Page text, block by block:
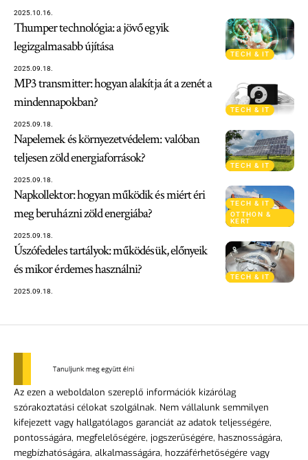
2025.10.16.
TECH & IT
Thumper technológia: a jövő egyik
legizgalmasabb újítása
2025.09.18.
TECH & IT
MP3 transmitter: hogyan alakítja át a zenét a
mindennapokban?
2025.09.18.
TECH & IT
Napelemek és környezetvédelem: valóban
teljesen zöld energiaforrások?
2025.09.18.
TECH & IT
OTTHON &
KERT
Napkollektor: hogyan működik és miért éri
meg beruházni zöld energiába?
2025.09.18.
TECH & IT
Úszófedeles tartályok: működésük, előnyeik
és mikor érdemes használni?
2025.09.18.
Az ezen a weboldalon szereplő információk kizárólag
szórakoztatási célokat szolgálnak. Nem vállalunk semmilyen
kifejezett vagy hallgatólagos garanciát az adatok teljességére,
pontosságára, megfelelőségére, jogszerűségére, hasznosságára,
megbízhatóságára, alkalmasságára, hozzáférhetőségére vagy